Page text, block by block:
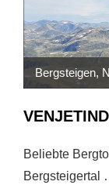
Bergsteigen,
Beliebte
Bergsteigertal